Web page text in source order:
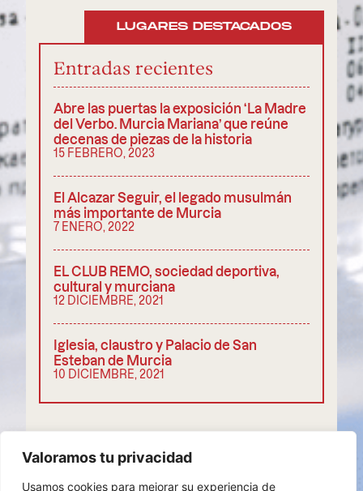
Valoramos tu privacidad
Usamos cookies para mejorar su experiencia de
COMPARTIR
LUGARES DESTACADOS
Entradas recientes
Abre las puertas la exposición ‘La Madre
del Verbo. Murcia Mariana’ que reúne
decenas de piezas de la historia
15 FEBRERO, 2023
El Alcazar Seguir, el legado musulmán
más importante de Murcia
7 ENERO, 2022
EL CLUB REMO, sociedad deportiva,
cultural y murciana
12 DICIEMBRE, 2021
Iglesia, claustro y Palacio de San
Esteban de Murcia
10 DICIEMBRE, 2021